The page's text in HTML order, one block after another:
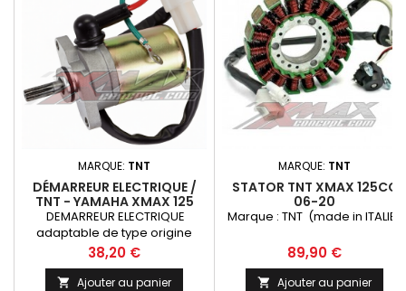
MARQUE: TNT
DÉMARREUR ELECTRIQUE /
TNT - YAMAHA XMAX 125
06-20
DEMARREUR ELECTRIQUE
adaptable de type origine
pour YAMAHA XMAX 125 -type
origine(de 2006 a 2020) -
Marque: TNT
Prix
38,20 €
 Ajouter au panier
MARQUE: TNT
STATOR TNT XMAX 125CC
06-20
Marque : TNT (made in ITALIE)
Prix
89,90 €
 Ajouter au panier